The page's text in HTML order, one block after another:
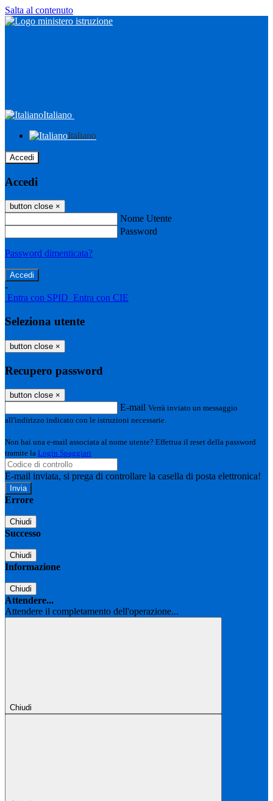
Salta al contenuto
Italiano
Italiano
Accedi
Accedi
button close ×
Nome Utente
Password
Password dimenticata?
-
Entra con SPID Entra con CIE
Seleziona utente
button close ×
Recupero password
button close ×
E-mail Verrà inviato un messaggio
all'indirizzo indicato con le istruzioni necessarie.
Non hai una e-mail associata al nome utente? Effettua il reset della password
tramite la Login Spaggiari
E-mail inviata, si prega di controllare la casella di posta elettronica!
Errore
Chiudi
Successo
Chiudi
Informazione
Chiudi
Attendere...
Attendere il completamento dell'operazione...
Chiudi